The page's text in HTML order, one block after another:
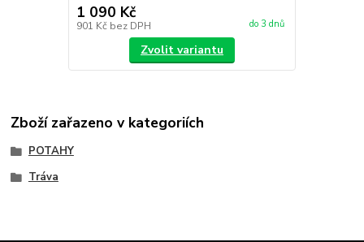
1 090 Kč
901 Kč bez DPH do 3 dnů
Zvolit variantu
Zboží zařazeno v kategoriích
POTAHY
Tráva